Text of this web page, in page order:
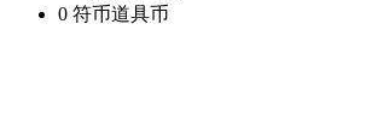
0 符币道具币